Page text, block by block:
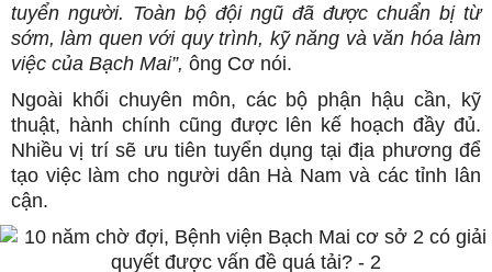
tuyển người. Toàn bộ đội ngũ đã được chuẩn bị từ
sớm, làm quen với quy trình, kỹ năng và văn hóa làm
việc của Bạch Mai”, ông Cơ nói.
Ngoài khối chuyên môn, các bộ phận hậu cần, kỹ
thuật, hành chính cũng được lên kế hoạch đầy đủ.
Nhiều vị trí sẽ ưu tiên tuyển dụng tại địa phương để
tạo việc làm cho người dân Hà Nam và các tỉnh lân
cận.